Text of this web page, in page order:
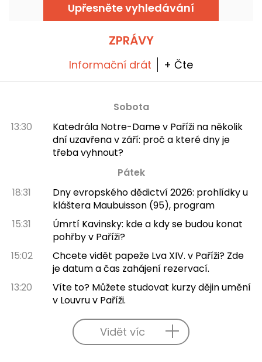
Upřesněte vyhledávání
ZPRÁVY
Informační drát + Čte
Sobota
13:30
Katedrála Notre-Dame v Paříži na několik
dní uzavřena v září: proč a které dny je
třeba vyhnout?
Pátek
18:31
Dny evropského dědictví 2026: prohlídky u
kláštera Maubuisson (95), program
15:31
Úmrtí Kavinsky: kde a kdy se budou konat
pohřby v Paříži?
15:02
Chcete vidět papeže Lva XIV. v Paříži? Zde
je datum a čas zahájení rezervací.
13:20
Víte to? Můžete studovat kurzy dějin umění
v Louvru v Paříži.
Vidět víc